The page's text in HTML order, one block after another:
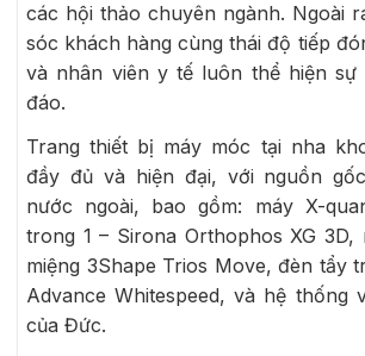
các hội thảo chuyên ngành. Ngoài
sóc khách hàng cùng thái độ tiếp
và nhân viên y tế luôn thể hiện sự
đáo.
Trang thiết bị máy móc tại nha
đầy đủ và hiện đại, với nguồn
nước ngoài, bao gồm: máy X-
trong 1 – Sirona Orthophos XG 3D,
miệng 3Shape Trios Move, đèn tẩy
Advance Whitespeed, và hệ thống
của Đức.